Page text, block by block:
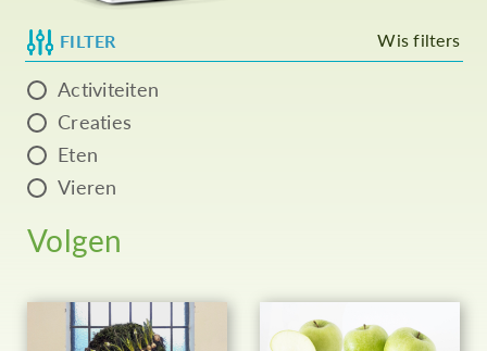
FILTER Wis filters
Activiteiten
Creaties
Eten
Vieren
Volgen